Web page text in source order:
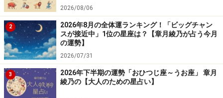
2026/08/06
2
2026年8月の全体運ランキング！「ビッグチャン
スが接近中」1位の星座は？【章月綾乃が占う今月
の運勢】
2026/07/31
3
2026年下半期の運勢「おひつじ座～うお座」 章月
綾乃の【大人のための星占い】